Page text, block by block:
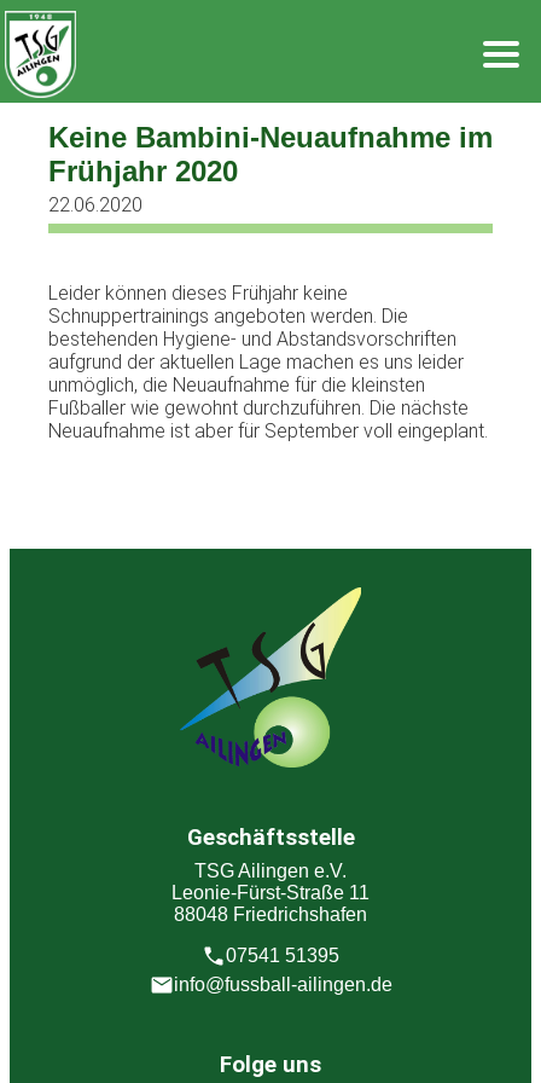
Zum
Inhalt
springen
Keine Bambini-Neuaufnahme im
Frühjahr 2020
22.06.2020
Leider können dieses Frühjahr keine
Schnuppertrainings angeboten werden. Die
bestehenden Hygiene- und Abstandsvorschriften
aufgrund der aktuellen Lage machen es uns leider
unmöglich, die Neuaufnahme für die kleinsten
Fußballer wie gewohnt durchzuführen. Die nächste
Neuaufnahme ist aber für September voll eingeplant.
Geschäftsstelle
TSG Ailingen e.V.
Leonie-Fürst-Straße 11
88048 Friedrichshafen
07541 51395
info@fussball-ailingen.de
Folge uns